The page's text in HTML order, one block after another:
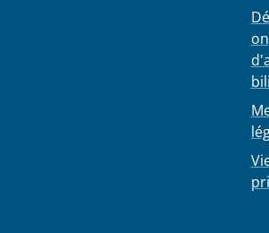
on